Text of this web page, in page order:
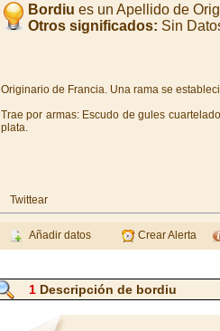
Bordiu es un Apellido de
Otros significados: Sin
Originario de Francia. Una rama se
Trae por armas: Escudo de gules
plata.
Twittear
Añadir datos Crear Alerta
1Descripción de bordiu